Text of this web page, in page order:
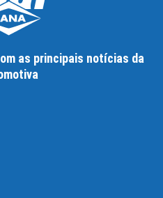
as principais notícias da